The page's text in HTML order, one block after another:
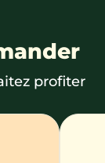
profiter